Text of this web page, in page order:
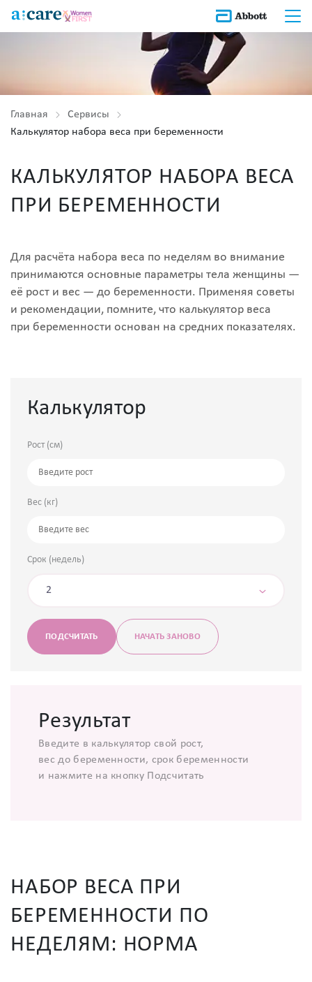
Главная
Сервисы
Калькулятор набора веса при беременности
КАЛЬКУЛЯТОР НАБОРА ВЕСА
ПРИ БЕРЕМЕННОСТИ
Для расчёта набора веса по неделям во внимание
принимаются основные параметры тела женщины —
её рост и вес — до беременности. Применяя советы
и рекомендации, помните, что калькулятор веса
при беременности основан на средних показателях.
Калькулятор
Рост (см)
Вес (кг)
Срок (недель)
2
ПОДСЧИТАТЬ НАЧАТЬ ЗАНОВО
Результат
Введите в калькулятор свой рост,
вес до беременности, срок беременности
и нажмите на кнопку Подсчитать
НАБОР ВЕСА ПРИ
БЕРЕМЕННОСТИ ПО
НЕДЕЛЯМ: НОРМА